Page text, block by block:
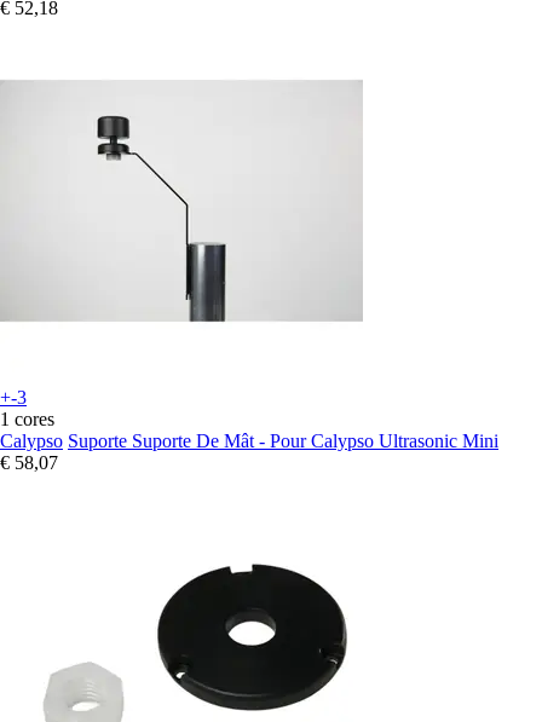
€ 52,18
+-3
1 cores
Calypso Suporte Suporte De Mât - Pour Calypso Ultrasonic Mini
€ 58,07